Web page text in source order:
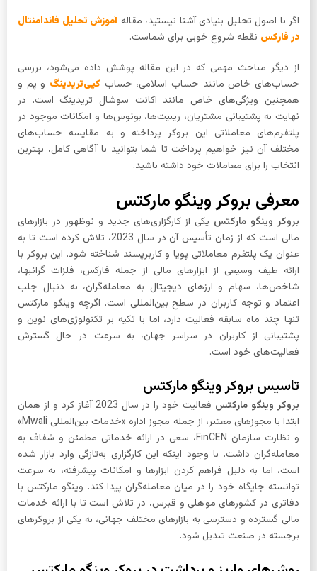
اگر با اصول تحلیل بنیادی آشنا نیستید، مقالهآموزش تحلیل فاندامنتال
در فارکس نقطه شروع خوبی برای شماست.
از دیگر مباحث مهمی که در این مقاله پوشش داده می‌شود، بررسی
حساب‌های خاص مانند حساب اسلامی، حساب کپی‌تریدینگ و پم و
همچنین ویژگی‌های خاص مانند اکانت سوشال تریدینگ است. در
نهایت به پشتیبانی مشتریان، ریبیت‌ها، بونوس‌ها و امکانات موجود در
پلتفرم‌های معاملاتی این بروکر پرداخته و به مقایسه حساب‌های
مختلف آن نیز خواهیم پرداخت تا شما بتوانید با آگاهی کامل، بهترین
انتخاب را برای معاملات خود داشته باشید.
معرفی بروکر وینگو مارکتس
بروکر وینگو مارکتس یکی از کارگزاری‌های جدید و نوظهور در بازارهای
مالی است که از زمان تأسیس آن در سال 2023، تلاش کرده است تا به
عنوان یک پلتفرم معاملاتی پویا و کاربرپسند شناخته شود. این بروکر با
ارائه طیف وسیعی از ابزارهای مالی از جمله فارکس، فلزات گرانبها،
شاخص‌ها، سهام و ارزهای دیجیتال به معامله‌گران، به دنبال جلب
اعتماد و توجه کاربران در سطح بین‌المللی است. اگرچه وینگو مارکتس
تنها چند ماه سابقه فعالیت دارد، اما با تکیه بر تکنولوژی‌های نوین و
پشتیبانی از کاربران در سراسر جهان، به سرعت در حال گسترش
فعالیت‌های خود است.
تاسیس بروکر وینگو مارکتس
بروکر وینگو مارکتس
فعالیت خود را در سال 2023 آغاز کرد و از همان
ابتدا با مجوزهای معتبر، از جمله مجوز اداره «خدمات بین‌المللی Mwali»
و نظارت سازمان FinCEN، سعی در ارائه خدماتی مطمئن و شفاف به
معامله‌گران داشت. با وجود اینکه این کارگزاری به‌تازگی وارد بازار شده
است، اما به دلیل فراهم کردن ابزارها و امکانات پیشرفته، به سرعت
توانسته جایگاه خود را در میان معامله‌گران پیدا کند. وینگو مارکتس با
دفاتری در کشورهای موهلی و قبرس، در تلاش است تا با ارائه خدمات
مالی گسترده و دسترسی به بازارهای مختلف جهانی، به یکی از بروکرهای
برجسته در صنعت تبدیل شود.